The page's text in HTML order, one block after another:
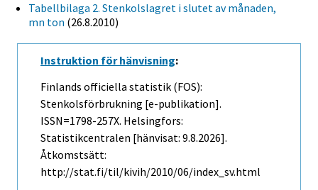
Tabellbilaga 2. Stenkolslagret i slutet av månaden,
mn ton (26.8.2010)
Instruktion för hänvisning:
Finlands officiella statistik (FOS):
Stenkolsförbrukning [e-publikation].
ISSN=1798-257X. Helsingfors:
Statistikcentralen [hänvisat: 9.8.2026].
Åtkomstsätt:
http://stat.fi/til/kivih/2010/06/index_sv.html